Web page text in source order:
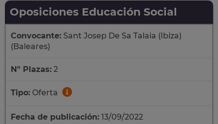
Oposiciones Educación Social
Convocante: Sant Josep De Sa Talaia (Ibiza)
(Baleares)
Nº Plazas: 2
Tipo: Oferta
Fecha de publicación: 13/09/2022